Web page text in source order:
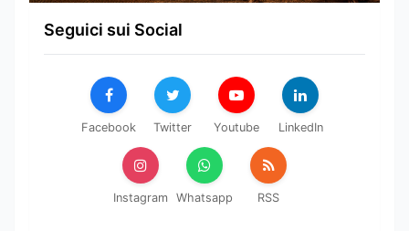
Seguici sui Social
Facebook Twitter Youtube LinkedIn
Instagram Whatsapp RSS